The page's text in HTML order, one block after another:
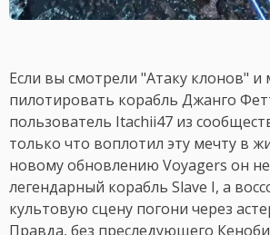
Если вы смотрели "Атаку клонов" и
пилотировать корабль Джанго
пользователь Itachii47 из
только что воплотил эту мечту в
новому обновлению Voyagers он
легендарный корабль Slave I, а
культовую сцену погони через
Правда, без преследующего Кеноби